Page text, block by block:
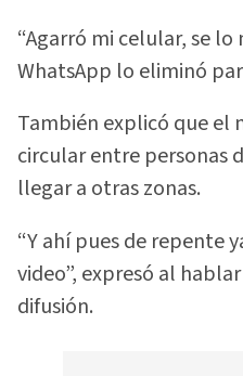
“Agarró mi celular, se
WhatsApp lo eliminó
También explicó que el
circular entre personas
llegar a otras zonas.
“Y ahí pues de repente
video”, expresó al
difusión.